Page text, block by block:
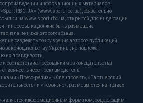
информационных материалов,
RBC.UA» (www.sport.rbc.ua), обязательно
на www.sport.rbc.ua, открытой для индексации
гиперссылка должна быть размещена
не ниже второго абзаца.
не разделять точку зрения авторов публикаций.
законодательству Украины, не подлежат
их правдивости.
и соответствие требованиям законодательства
несет рекламодатель.
«Пресс-релиз», «Спецпроект», «Партнерский
и «Резонанс», размещаются на правах
является информационным форматом, содержащим